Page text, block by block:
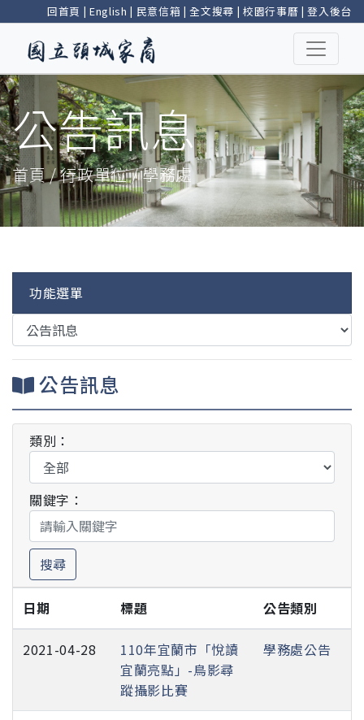
回首頁 | English | 民意信箱 |全文搜尋 | 校園行事曆 |登入後台
公告訊息
首頁 / 行政單位 / 學務處
功能選單
公告訊息
類別：
關鍵字：
搜尋
日期 標題 公告類別
2021-04-28
110年宜蘭市「悅讀
宜蘭亮點」-鳥影尋
蹤攝影比賽
學務處公告